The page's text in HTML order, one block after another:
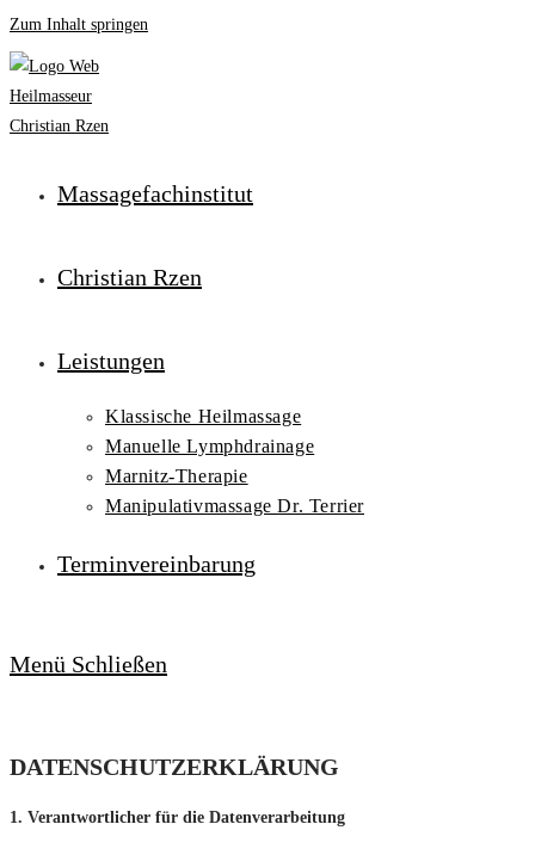
Zum Inhalt springen
Massagefachinstitut
Christian Rzen
Leistungen
Klassische Heilmassage
Manuelle Lymphdrainage
Marnitz-Therapie
Manipulativmassage Dr. Terrier
Terminvereinbarung
Menü Schließen
DATENSCHUTZERKLÄRUNG
1. Verantwortlicher für die Datenverarbeitung